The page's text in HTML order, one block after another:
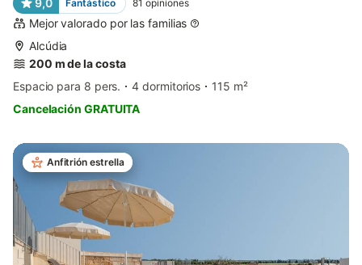
Fantástico 81 opiniones
Mejor valorado por las familias
Alcúdia
200 m de la costa
Espacio para 8 pers.
4 dormitorios
115 m²
Cancelación GRATUITA
Anfitrión estrella